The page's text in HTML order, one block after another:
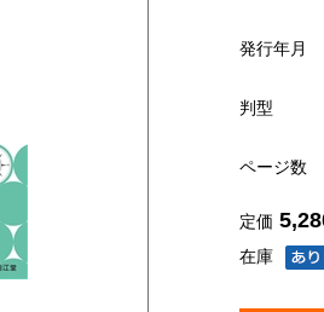
発行年月
判型
ページ数
在庫
定価